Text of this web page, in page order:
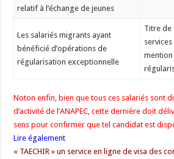
relatif à l’échange de jeunes
Les salariés migrants ayant
bénéficié d’opérations de
régularisation exceptionnelle
Titre de
mention
Noton enfin, bien que tous ces salariés sont
d’activité de l’ANAPEC, cette dernière doit
sens pour confirmer que tel candidat est
Lire également
« TAECHIR » un service en ligne de visa des